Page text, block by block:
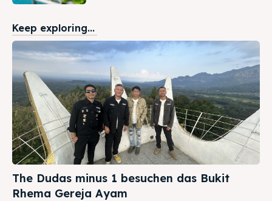
Keep exploring...
The Dudas minus 1 besuchen das Bukit
Rhema Gereja Ayam